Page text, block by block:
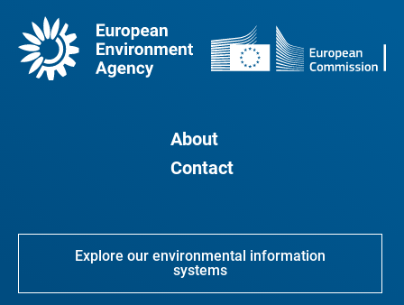
About
Contact
Explore our environmental information
systems